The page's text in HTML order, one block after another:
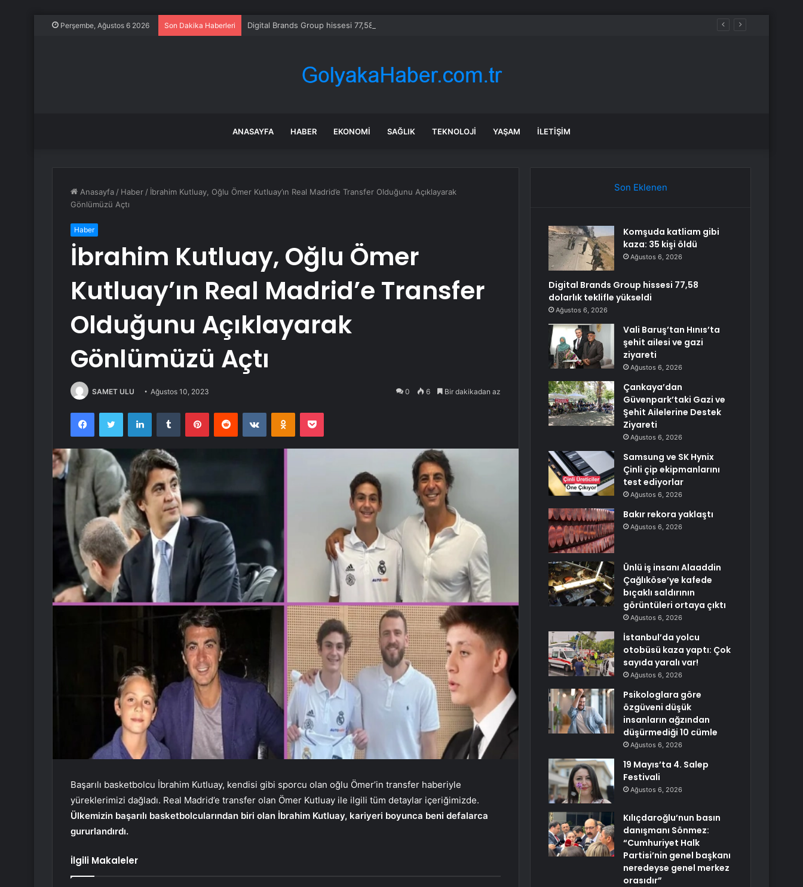
Perşembe, Ağustos 6 2026 Son Dakika Haberleri Digital Brands Group hissesi 77,58 dolarlık teklifle yükseldi
ANASAYFA HABER EKONOMI SAĞLIK TEKNOLOJI YAŞAM İLETIŞIM
Anasayfa / Haber / İbrahim Kutluay, Oğlu Ömer Kutluay’ın Real Madrid’e Transfer Olduğunu Açıklayarak
Gönlümüzü Açtı
Haber
İbrahim Kutluay, Oğlu Ömer
Kutluay’ın Real Madrid’e Transfer
Olduğunu Açıklayarak
Gönlümüzü Açtı
SAMET ULU Ağustos 10, 2023 0 6 Bir dakikadan az
FacebookTwitter LinkedInTumblr PinterestReddit VKontakteOdnoklassniki
Pocket
Başarılı basketbolcu İbrahim Kutluay, kendisi gibi sporcu olan oğlu Ömer’in transfer haberiyle
yüreklerimizi dağladı. Real Madrid’e transfer olan Ömer Kutluay ile ilgili tüm detaylar içeriğimizde.
Ülkemizin başarılı basketbolcularından biri olan İbrahim Kutluay, kariyeri boyunca beni defalarca
gururlandırdı.
İlgili Makaleler
Son Eklenen
Komşuda katliam gibi
kaza: 35 kişi öldü
Ağustos 6, 2026
Digital Brands Group hissesi 77,58
dolarlık teklifle yükseldi
Ağustos 6, 2026
Vali Baruş’tan Hınıs’ta
şehit ailesi ve gazi
ziyareti
Ağustos 6, 2026
Çankaya’dan
Güvenpark’taki Gazi ve
Şehit Ailelerine Destek
Ziyareti
Ağustos 6, 2026
Samsung ve SK Hynix
Çinli çip ekipmanlarını
test ediyorlar
Ağustos 6, 2026
Bakır rekora yaklaştı
Ağustos 6, 2026
Ünlü iş insanı Alaaddin
Çağlıköse’ye kafede
bıçaklı saldırının
görüntüleri ortaya çıktı
Ağustos 6, 2026
İstanbul’da yolcu
otobüsü kaza yaptı: Çok
sayıda yaralı var!
Ağustos 6, 2026
Psikologlara göre
özgüveni düşük
insanların ağzından
düşürmediği 10 cümle
Ağustos 6, 2026
19 Mayıs’ta 4. Salep
Festivali
Ağustos 6, 2026
Kılıçdaroğlu’nun basın
danışmanı Sönmez:
“Cumhuriyet Halk
Partisi’nin genel başkanı
neredeyse genel merkez
orasıdır”